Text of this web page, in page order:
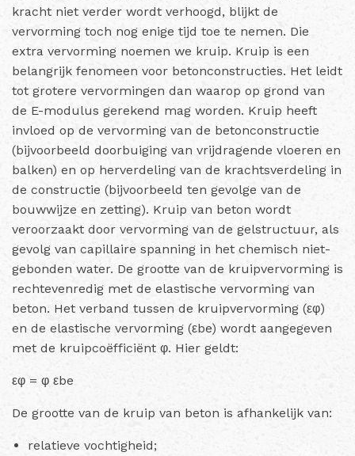
kracht niet verder wordt verhoogd, blijkt de
vervorming toch nog enige tijd toe te nemen. Die
extra vervorming noemen we kruip. Kruip is een
belangrijk fenomeen voor betonconstructies. Het leidt
tot grotere vervor­mingen dan waarop op grond van
de E-modulus gerekend mag worden. Kruip heeft
invloed op de vervorming van de betonconstructie
(bijvoorbeeld doorbuiging van vrijdragende vloeren en
balken) en op herverdeling van de krachtsverdeling in
de constructie (bijvoorbeeld ten gevolge van de
bouwwijze en zetting). Kruip van beton wordt
veroorzaakt door vervorming van de gelstructuur, als
gevolg van capillaire spanning in het chemisch niet-
gebonden water. De grootte van de kruipvervorming is
rechtevenredig met de elastische vervorming van
beton. Het verband tussen de kruipvervorming (εφ)
en de elastische vervorming (εbe) wordt aangegeven
met de kruipcoëfficiënt φ. Hier geldt:
εφ = φ εbe
De grootte van de kruip van beton is afhankelijk van:
relatieve vochtigheid;